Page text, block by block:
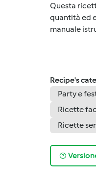
Questa
quantità ed
manuale
Recipe's
Party e
Ricette
Ricette